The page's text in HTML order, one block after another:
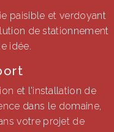
paisible et verdoyant
de stationnement
idée.
et l'installation de
dans le domaine,
votre projet de